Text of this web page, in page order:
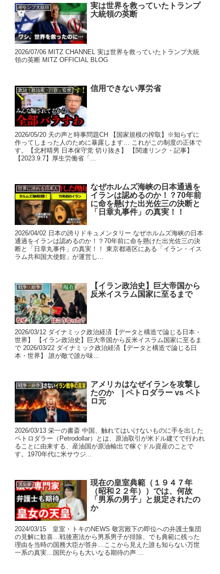
トランプ大統領
実は世界を救っていたトランプ
大統領の英断
2026/07/06 MITZ CHANNEL 実は世界を救っていたトランプ大統
領の英断 MITZ OFFICIAL BLOG
政治・政治家・行政・官僚 信用できない厚労省
2026/05/20 天の声と時事問題CH 【国家規模の搾取】※知らずに
作ってしまった人のために暴露します… これがこの制度の正体で
す。【北村晴男 日本保守党 切り抜き】 【関連リンク・記事】
【2023.9.7】厚生労働省「...
世界に誇れる日本人
なぜホルムズ海峡の日本通過を
イランは認めるのか！？70年前
に命を懸けた出光佐三の決断と
「日章丸事件」の真実！！
2026/04/02 日本の誇りドキュメンタリー なぜホルムズ海峡の日本
通過をイランは認めるのか！？70年前に命を懸けた出光佐三の決
断と「日章丸事件」の真実！！ 東京都港区にある「イラン・イス
ラム共和国大使館」が運営し...
戦争・紛争
【イラン政治史】巨大帝国から
反米イスラム国家に至るまで
2026/03/12 ダイナミック政治経済【データと構造で論じる日本・
世界】 【イラン政治史】巨大帝国から反米イスラム国家に至るま
で 2026/03/22 ダイナミック政治経済【データと構造で論じる日
本・世界】 誰が敵で誰が味...
戦争・紛争
アメリカはなぜイランを攻撃し
たのか | ペトロダラー vs ペト
ロ元
2026/03/13 栄一の書斎 中国、触れてはいけないものに手を出した
ペトロダラー（Petrodollar）とは、原油取引が米ドル建てで行われ
ることに由来する、産油国が原油輸出で稼ぐドル資産のことで
す。1970年代に米サウジ...
天皇家
現在の皇室典範（１９４７年
（昭和２２年））では、何故
「男系の男子」と規定されたの
か
2024/03/15 皇室・トキのNEWS 敬宮殿下の即位への弁護士集団
の見解に歓喜…戦後憲法から男系男子が排除、でも典範に残った
理由を当時の国務大臣が答弁…ここから見えた誰も知らない万世
一系の真実…国民からも大いなる期待の声 ...